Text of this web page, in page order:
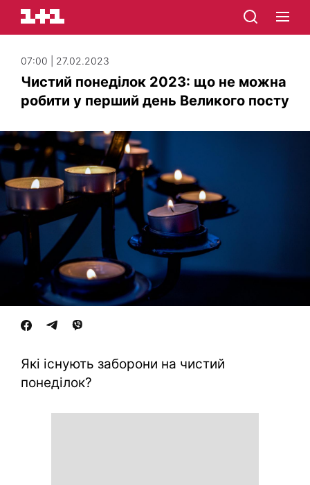
07:00 | 27.02.2023
Чистий понеділок 2023: що не можна
робити у перший день Великого посту
Які існують заборони на чистий
понеділок?